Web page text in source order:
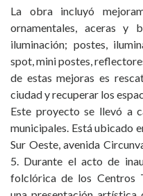
La obra incluyó
ornamentales, aceras y
iluminación; postes,
spot, mini postes,
de estas mejoras es
ciudad y recuperar los
Este proyecto se llevó a
municipales. Está ubicado
Sur Oeste, avenida
5. Durante el acto de
folclórica de los Centros